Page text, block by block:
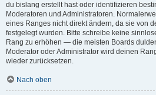
du bislang erstellt hast oder identifizieren
Moderatoren und Administratoren.
eines Ranges nicht direkt ändern, da sie von
festgelegt wurden. Bitte schreibe keine
Rang zu erhöhen — die meisten Boards
Moderator oder Administrator wird deinen
wieder zurücksetzen.
Nach oben